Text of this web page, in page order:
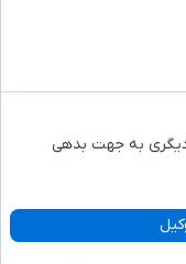
دیگری به جهت بدهی